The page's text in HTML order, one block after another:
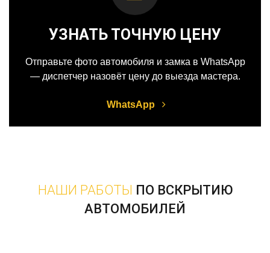
УЗНАТЬ ТОЧНУЮ ЦЕНУ
Отправьте фото автомобиля и замка в WhatsApp
— диспетчер назовёт цену до выезда мастера.
WhatsApp
НАШИ РАБОТЫ ПО ВСКРЫТИЮ
АВТОМОБИЛЕЙ